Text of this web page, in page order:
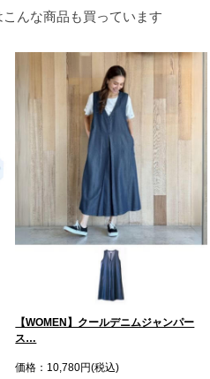
んな商品も買っています
【WOMEN】クールデニムジャンパー
ス…
価格：10,780円(税込)